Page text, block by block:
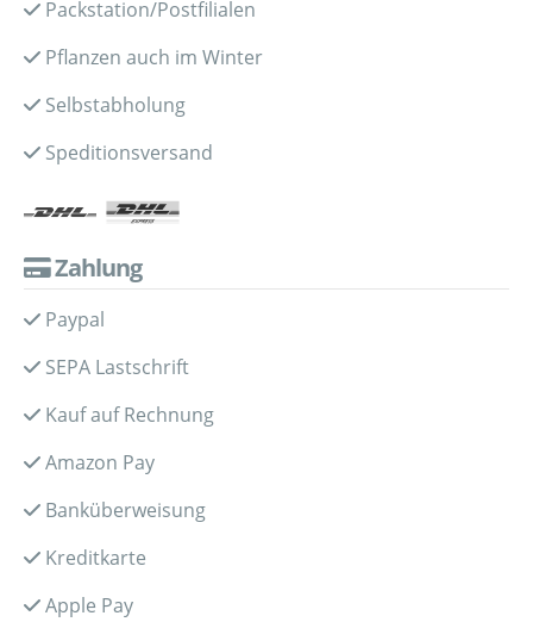
Packstation/Postfilialen
Pflanzen auch im Winter
Selbstabholung
Speditionsversand
Zahlung
Paypal
SEPA Lastschrift
Kauf auf Rechnung
Amazon Pay
Banküberweisung
Kreditkarte
Apple Pay